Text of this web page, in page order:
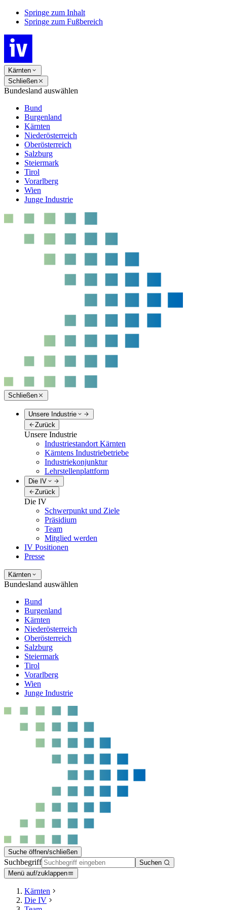
Springe zum Inhalt
Springe zum Fußbereich
Kärnten
Schließen
Bundesland auswählen
Bund
Burgenland
Kärnten
Niederösterreich
Oberösterreich
Salzburg
Steiermark
Tirol
Vorarlberg
Wien
Junge Industrie
Schließen
Unsere Industrie
Zurück
Unsere Industrie
Industriestandort Kärnten
Kärntens Industriebetriebe
Industriekonjunktur
Lehrstellenplattform
Die IV
Zurück
Die IV
Schwerpunkt und Ziele
Präsidium
Team
Mitglied werden
IV Positionen
Presse
Kärnten
Bundesland auswählen
Bund
Burgenland
Kärnten
Niederösterreich
Oberösterreich
Salzburg
Steiermark
Tirol
Vorarlberg
Wien
Junge Industrie
Suche öffnen/schließen
Suchbegriff
Suchen
Menü auf/zuklappen
Kärnten
Die IV